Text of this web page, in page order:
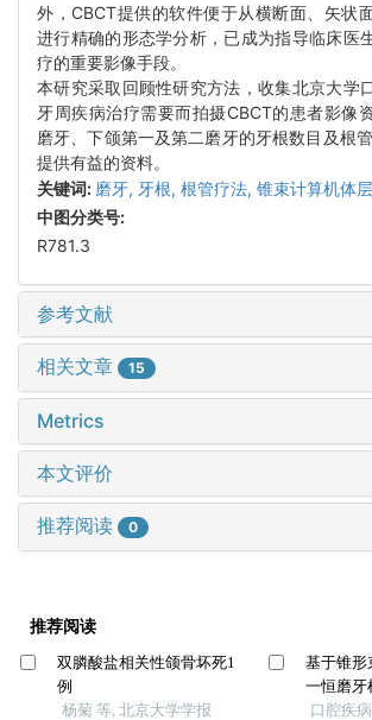
外，CBCT提供的软件便于从横断面、矢状
进行精确的形态学分析，已成为指导临床医
疗的重要影像手段。
本研究采取回顾性研究方法，收集北京大学
牙周疾病治疗需要而拍摄CBCT的患者影像
磨牙、下颌第一及第二磨牙的牙根数目及根
提供有益的资料。
关键词: 磨牙, 牙根, 根管疗法, 锥束计算机体
中图分类号:
R781.3
参考文献
相关文章 15
Metrics
本文评价
推荐阅读 0
推荐阅读
双膦酸盐相关性颌骨坏死1
例
杨菊 等, 北京大学学报
基于锥形
一恒磨牙
叉病变
口腔疾